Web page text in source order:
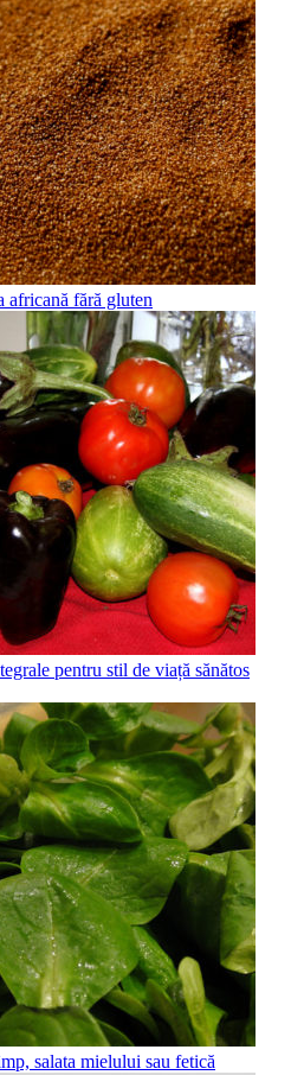
africană fără gluten
pentru stil de viață sănătos
salata mielului sau fetică